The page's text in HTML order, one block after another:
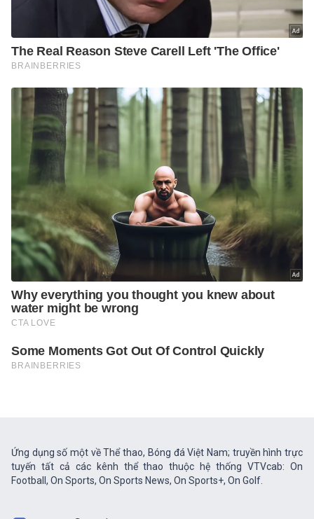
Ứng dụng số một về Thể thao, Bóng đá Việt Nam; truyền hình trực
tuyến tất cả các kênh thể thao thuộc hệ thống VTVcab: On
Football, On Sports, On Sports News, On Sports+, On Golf.